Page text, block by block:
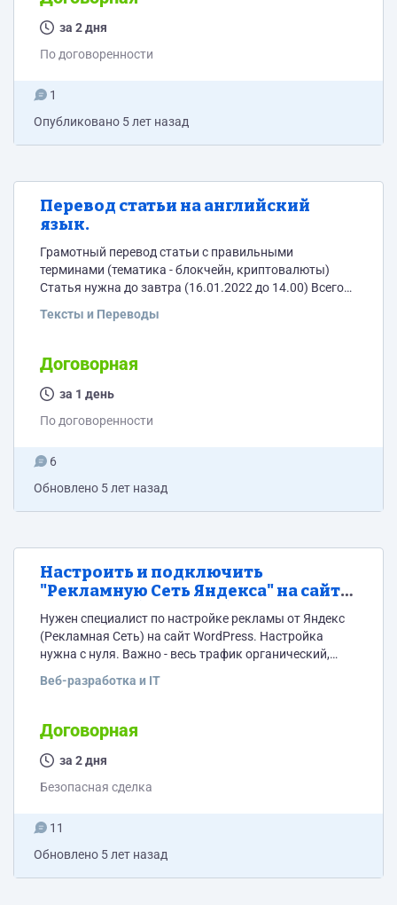
за 2 дня
По договоренности
1
Опубликовано 5 лет назад
Перевод статьи на английский
язык.
Грамотный перевод статьи с правильными
терминами (тематика - блокчейн, криптовалюты)
Статья нужна до завтра (16.01.2022 до 14.00) Всего
Тексты и Переводы
Договорная
за 1 день
По договоренности
6
Обновлено 5 лет назад
Настроить и подключить
"Рекламную Сеть Яндекса" на сайт
WordPress (под ключ)
Нужен специалист по настройке рекламы от Яндекс
(Рекламная Сеть) на сайт WordPress. Настройка
нужна с нуля. Важно - весь трафик органический,
которое не повлияет на ранжируемость сайта в
Веб-разработка и IT
Договорная
за 2 дня
Безопасная сделка
11
Обновлено 5 лет назад